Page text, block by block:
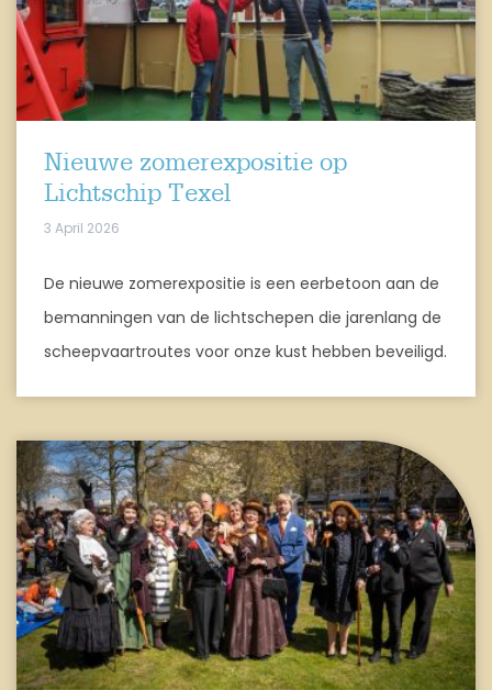
Nieuwe zomerexpositie op
Lichtschip Texel
3 April 2026
De nieuwe zomerexpositie is een eerbetoon aan de
bemanningen van de lichtschepen die jarenlang de
scheepvaartroutes voor onze kust hebben beveiligd.